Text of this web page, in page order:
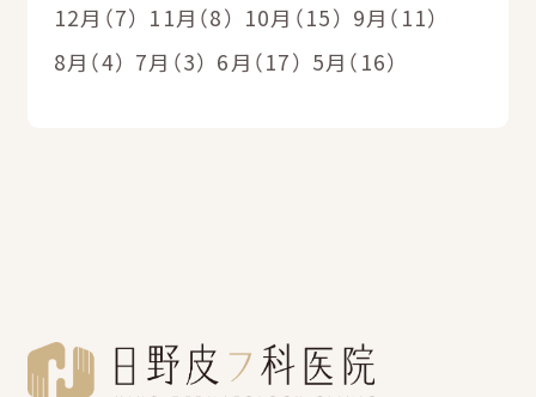
12月（7） 11月（8） 10月（15） 9月（11）
8月（4） 7月（3） 6月（17） 5月（16）